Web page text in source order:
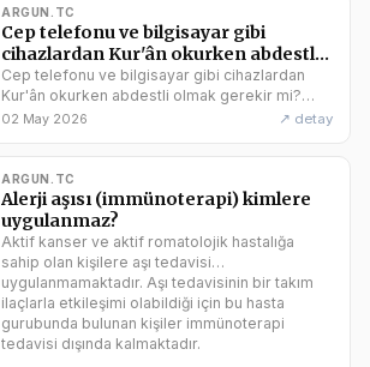
sütü, pembe çiçekli biberonuyla içmekmiş. Bu
biberonun adı...
ARGUN.TC
Cep telefonu ve bilgisayar gibi
cihazlardan Kur'ân okurken abdestli
olmak gerekir mi?
Cep telefonu ve bilgisayar gibi cihazlardan
Kur'ân okurken abdestli olmak gerekir mi?
Bilgisayar, tablet ve cep telefonu gibi
Bu nedenle içinde Kur’ân yüklü olan bu tür
cihazlara abdestsiz olarak...
02 May 2026 ↗ detay
ARGUN.TC
Alerji aşısı (immünoterapi) kimlere
uygulanmaz?
Aktif kanser ve aktif romatolojik hastalığa
sahip olan kişilere aşı tedavisi
uygulanmamaktadır. Aşı tedavisinin bir takım
ilaçlarla etkileşimi olabildiği için bu hasta
gurubunda bulunan kişiler immünoterapi
tedavisi dışında kalmaktadır.